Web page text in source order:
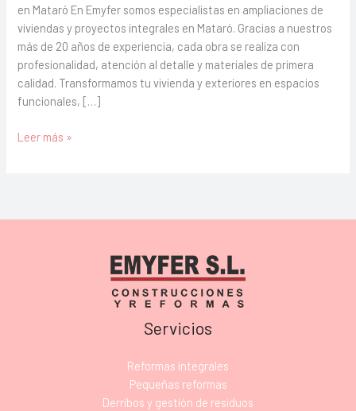
en Mataró En Emyfer somos especialistas en ampliaciones de
viviendas y proyectos integrales en Mataró. Gracias a nuestros
más de 20 años de experiencia, cada obra se realiza con
profesionalidad, atención al detalle y materiales de primera
calidad. Transformamos tu vivienda y exteriores en espacios
funcionales, […]
Leer más »
Servicios
Reformas integrales
Pequeñas reformas
Derribos y gestión de residuos